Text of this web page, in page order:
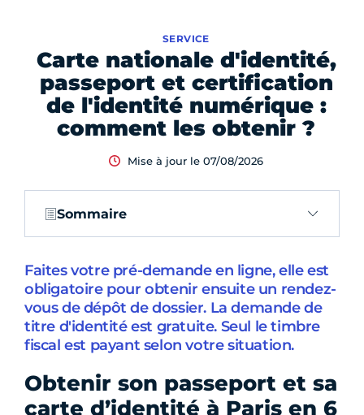
Carte nationale d'identité,
passeport et certification
de l'identité numérique :
comment les obtenir ?
SERVICE
Mise à jour le 07/08/2026
Sommaire
Faites votre pré-demande en ligne, elle est
obligatoire pour obtenir ensuite un rendez-
vous de dépôt de dossier. La demande de
titre d'identité est gratuite. Seul le timbre
fiscal est payant selon votre situation.
Obtenir son passeport et sa
carte d’identité à Paris en 6